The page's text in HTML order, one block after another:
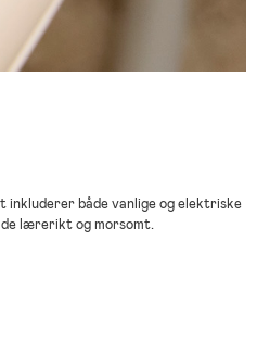
både vanlige og elektriske
lærerikt og morsomt.